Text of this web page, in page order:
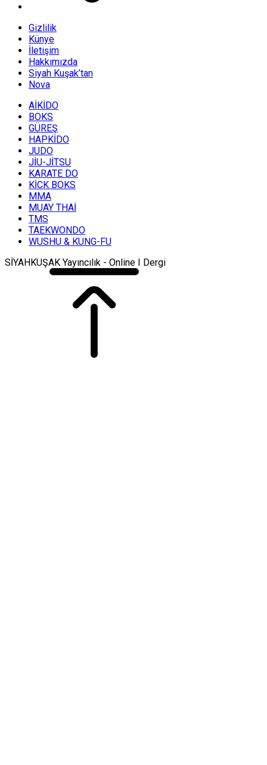
Gizlilik
Künye
İletişim
Hakkımızda
Siyah Kuşak’tan
Nova
AİKİDO
BOKS
GÜREŞ
HAPKİDO
JUDO
JİU-JİTSU
KARATE DO
KİCK BOKS
MMA
MUAY THAİ
TMS
TAEKWONDO
WUSHU & KUNG-FU
SİYAHKUŞAK Yayıncılık - Online I Dergi